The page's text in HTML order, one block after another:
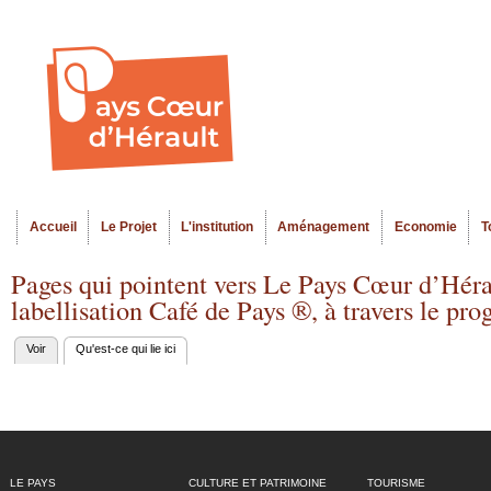
Menu principal
Accueil Le Projet L'institution Aménagement Economie
Pages qui pointent vers Le Pays Cœur
labellisation Café de Pays ®, à travers le
Onglets
Voir Qu'est-ce qui lie ici
LE PAYS CULTURE ET PATRIMOINE TOURISME